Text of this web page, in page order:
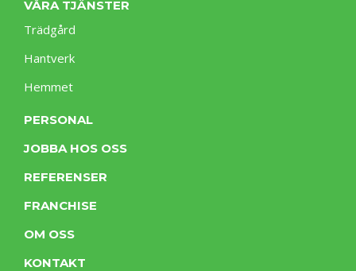
VÅRA TJÄNSTER
Trädgård
Hantverk
Hemmet
PERSONAL
JOBBA HOS OSS
REFERENSER
FRANCHISE
OM OSS
KONTAKT